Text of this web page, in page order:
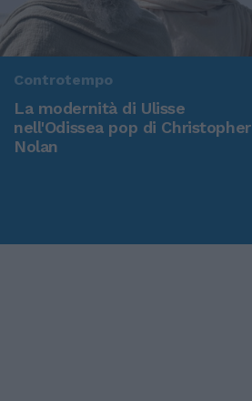
Controtempo
La modernità di Ulisse
nell'Odissea pop di Christopher
Nolan